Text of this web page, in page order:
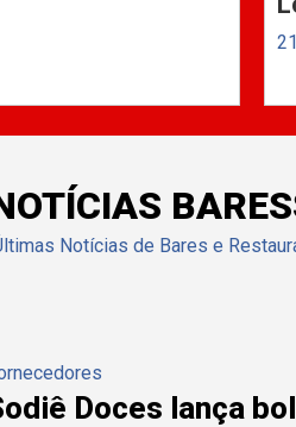
Notícias de Bares e
Doces lança